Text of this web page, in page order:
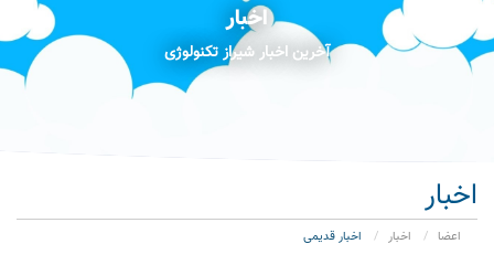
اخبار
آخرین اخبار شیراز تکنولوژی
اخبار
اعضا اخبار اخبار قدیمی